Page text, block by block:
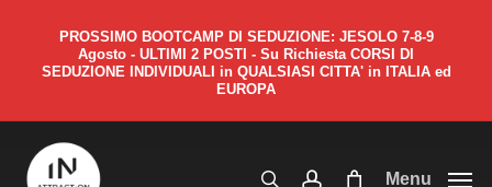
PROSSIMO BOOTCAMP DI SEDUZIONE: JESOLO 7-8-9
Agosto - ULTIMI 2 POSTI - Su Richiesta CORSI DI
SEDUZIONE INDIVIDUALI in QUALSIASI CITTA' in ITALIA ed
EUROPA
search account Menu
Cart
Cart